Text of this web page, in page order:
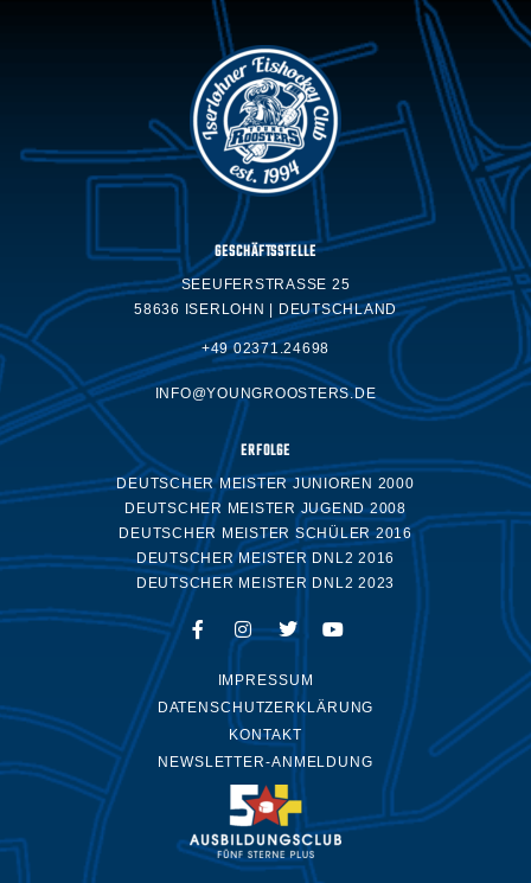
GESCHÄFTSSTELLE
SEEUFERSTRASSE 25
58636 ISERLOHN | DEUTSCHLAND
+49 02371.24698
INFO@YOUNGROOSTERS.DE
ERFOLGE
DEUTSCHER MEISTER JUNIOREN 2000
DEUTSCHER MEISTER JUGEND 2008
DEUTSCHER MEISTER SCHÜLER 2016
DEUTSCHER MEISTER DNL2 2016
DEUTSCHER MEISTER DNL2 2023
IMPRESSUM
DATENSCHUTZERKLÄRUNG
KONTAKT
NEWSLETTER-ANMELDUNG